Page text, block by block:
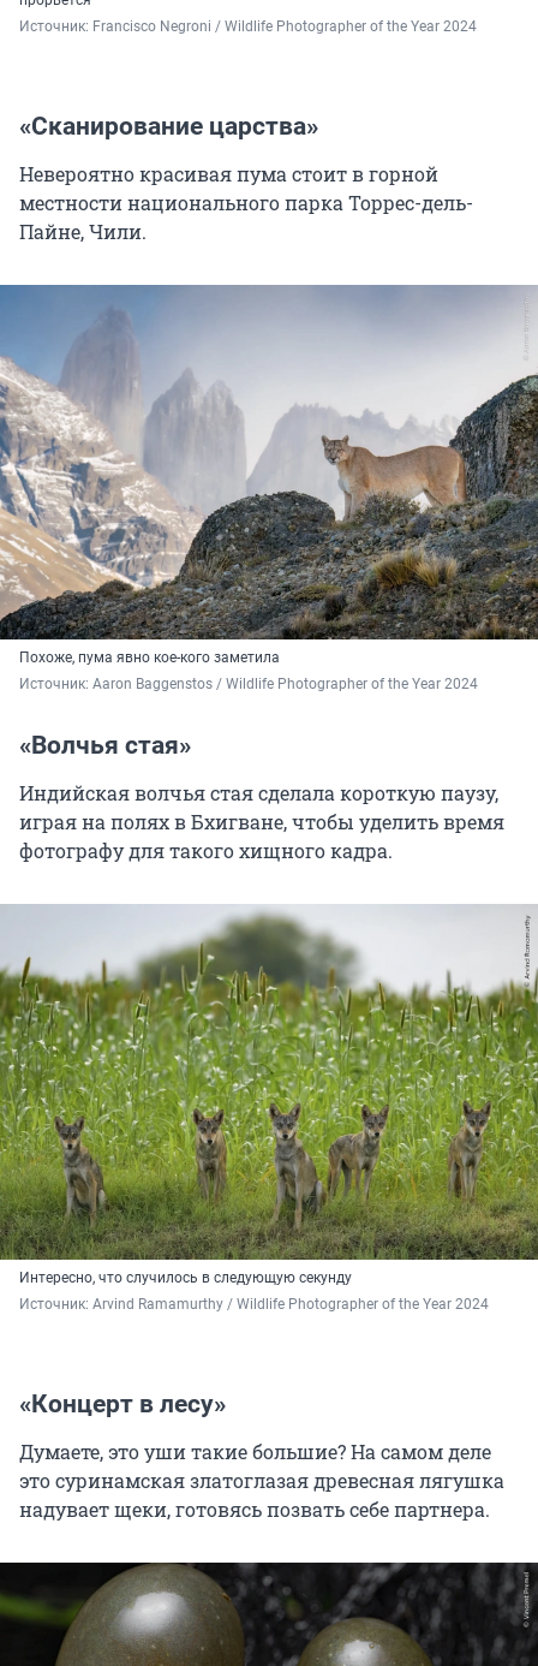
Источник: Francisco Negroni / Wildlife Photographer of the Year 2024
«Сканирование царства»
Невероятно красивая пума стоит в горной
местности национального парка Торрес-дель-
Пайне, Чили.
Похоже, пума явно кое-кого заметила
Источник: Aaron Baggenstos / Wildlife Photographer of the Year 2024
«Волчья стая»
Индийская волчья стая сделала короткую паузу,
играя на полях в Бхигване, чтобы уделить время
фотографу для такого хищного кадра.
Интересно, что случилось в следующую секунду
Источник: Arvind Ramamurthy / Wildlife Photographer of the Year 2024
«Концерт в лесу»
Думаете, это уши такие большие? На самом деле
это суринамская златоглазая древесная лягушка
надувает щеки, готовясь позвать себе партнера.